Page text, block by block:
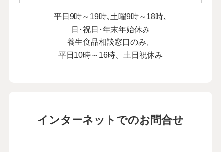
平日9時～19時､土曜9時～18時､
日･祝日･年末年始休み
養生食品相談窓口のみ、
平日10時～16時、土日祝休み
インターネットでのお問合せ